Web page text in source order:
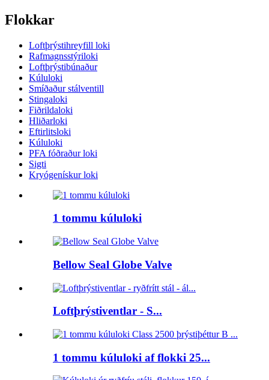
Flokkar
Loftþrýstihreyfill loki
Rafmagnsstýriloki
Loftþrýstibúnaður
Kúluloki
Smíðaður stálventill
Stingaloki
Fiðrildaloki
Hliðarloki
Eftirlitsloki
Kúluloki
PFA fóðraður loki
Sigti
Kryógenískur loki
1 tommu kúluloki
Bellow Seal Globe Valve
Loftþrýstiventlar - S...
1 tommu kúluloki af flokki 25...